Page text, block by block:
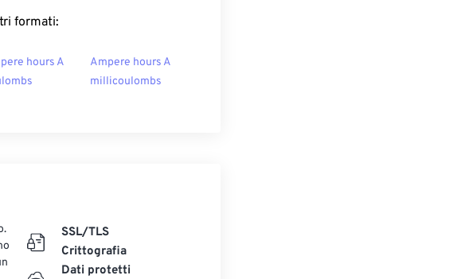
formati:
hours A
Ampere hours A
millicoulombs
SSL/TLS
Crittografia
Dati protetti